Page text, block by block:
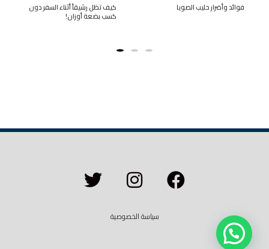
فوائد وأضرار حليب الصويا كيف تظل رشيقاً أثناء السفر دون
كسب بضعة أوزان!
سياسة الخصوصية